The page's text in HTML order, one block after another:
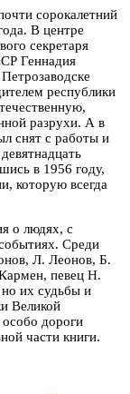
сорокалетний
В центре
секретаря
Геннадия
республики
разрухи. А в
снят с работы и
в 1956 году,
которую всегда
о людях, с
Среди
Л. Леонов, Б.
певец Н.
но их судьбы и
Великой
дороги
части книги.